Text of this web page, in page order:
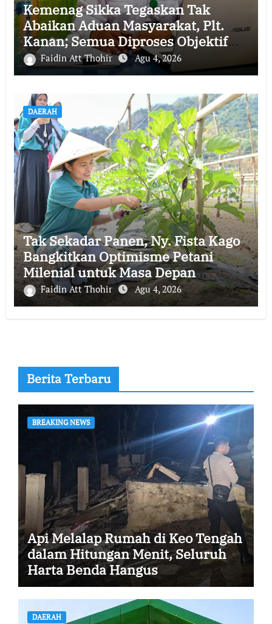
Kemenag Sikka Tegaskan Tak
Abaikan Aduan Masyarakat, Plt.
Kanan; Semua Diproses Objektif
dan Transparan
Faidin Att Thohir Agu 4, 2026
DAERAH
Tak Sekadar Panen, Ny. Fista Kago
Bangkitkan Optimisme Petani
Milenial untuk Masa Depan
Ketahanan Pangan Sikka
Faidin Att Thohir Agu 4, 2026
Berita Terbaru
BREAKING NEWS
Api Melalap Rumah di Keo Tengah
dalam Hitungan Menit, Seluruh
Harta Benda Hangus
DAERAH